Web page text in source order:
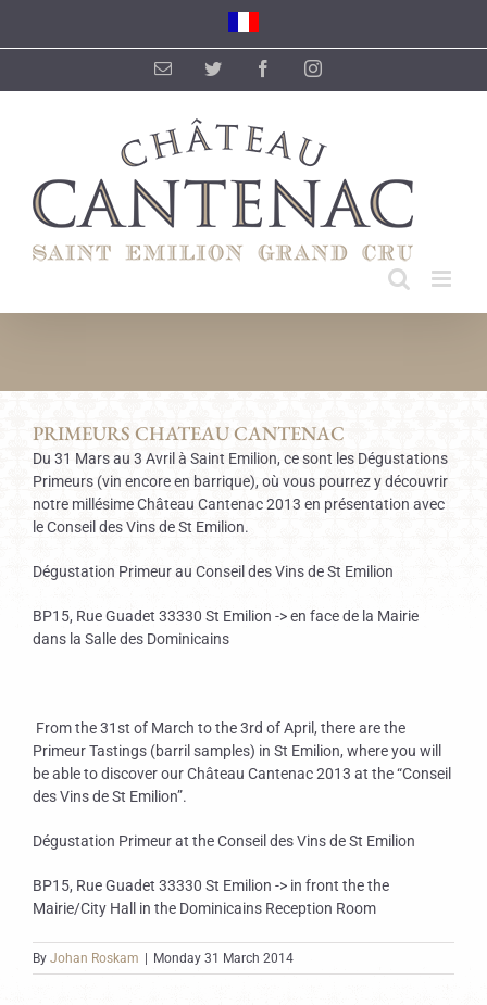
Email Twitter FacebookInstagram
PRIMEURS CHATEAU CANTENAC
Du 31 Mars au 3 Avril à Saint Emilion, ce sont les Dégustations
Primeurs (vin encore en barrique), où vous pourrez y découvrir
notre millésime Château Cantenac 2013 en présentation avec
le Conseil des Vins de St Emilion.
Dégustation Primeur au Conseil des Vins de St Emilion
BP15, Rue Guadet 33330 St Emilion -> en face de la Mairie
dans la Salle des Dominicains
From the 31st of March to the 3rd of April, there are the
Primeur Tastings (barril samples) in St Emilion, where you will
be able to discover our Château Cantenac 2013 at the “Conseil
des Vins de St Emilion”.
Dégustation Primeur at the Conseil des Vins de St Emilion
BP15, Rue Guadet 33330 St Emilion -> in front the the
Mairie/City Hall in the Dominicains Reception Room
By Johan Roskam Monday 31 March 2014